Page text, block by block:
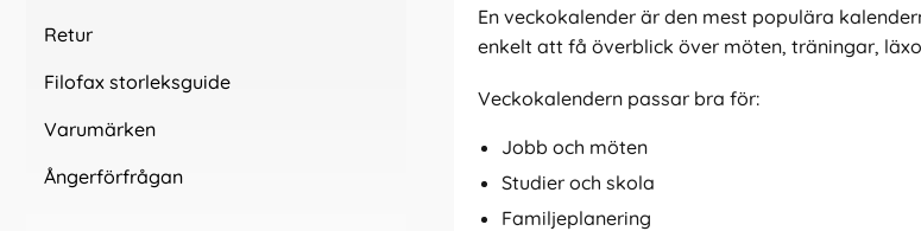
Retur
Filofax storleksguide
Varumärken
Ångerförfrågan
En veckokalender är den mest populära
enkelt att få överblick över möten, träningar,
Veckokalendern passar bra för:
Jobb och möten
Studier och skola
Familjeplanering